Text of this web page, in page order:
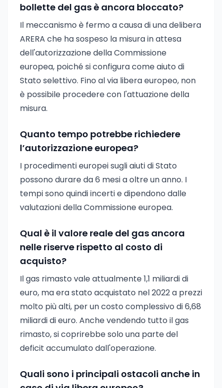
bollette del gas è ancora bloccato?
Il meccanismo è fermo a causa di una delibera
ARERA che ha sospeso la misura in attesa
dell'autorizzazione della Commissione
europea, poiché si configura come aiuto di
Stato selettivo. Fino al via libera europeo, non
è possibile procedere con l'attuazione della
misura.
Quanto tempo potrebbe richiedere
l’autorizzazione europea?
I procedimenti europei sugli aiuti di Stato
possono durare da 6 mesi a oltre un anno. I
tempi sono quindi incerti e dipendono dalle
valutazioni della Commissione europea.
Qual è il valore reale del gas ancora
nelle riserve rispetto al costo di
acquisto?
Il gas rimasto vale attualmente 1,1 miliardi di
euro, ma era stato acquistato nel 2022 a prezzi
molto più alti, per un costo complessivo di 6,68
miliardi di euro. Anche vendendo tutto il gas
rimasto, si coprirebbe solo una parte del
deficit accumulato dall'operazione.
Quali sono i principali ostacoli anche in